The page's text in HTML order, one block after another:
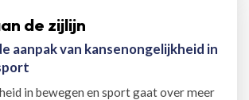
de zijlijn
aanpak van kansenongelijkheid in
in bewegen en sport gaat over meer